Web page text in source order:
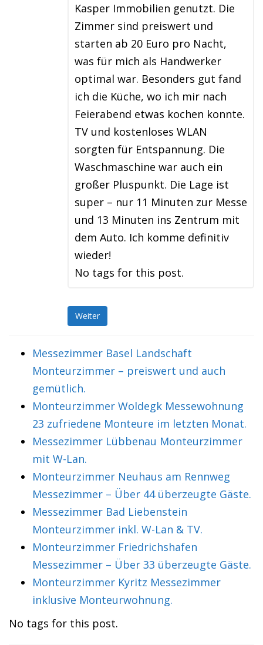
Kasper Immobilien genutzt. Die
Zimmer sind preiswert und
starten ab 20 Euro pro Nacht,
was für mich als Handwerker
optimal war. Besonders gut fand
ich die Küche, wo ich mir nach
Feierabend etwas kochen konnte.
TV und kostenloses WLAN
sorgten für Entspannung. Die
Waschmaschine war auch ein
großer Pluspunkt. Die Lage ist
super – nur 11 Minuten zur Messe
und 13 Minuten ins Zentrum mit
dem Auto. Ich komme definitiv
wieder!
No tags for this post.
Weiter
Messezimmer Basel Landschaft
Monteurzimmer – preiswert und auch
gemütlich.
Monteurzimmer Woldegk Messewohnung
23 zufriedene Monteure im letzten Monat.
Messezimmer Lübbenau Monteurzimmer
mit W-Lan.
Monteurzimmer Neuhaus am Rennweg
Messezimmer – Über 44 überzeugte Gäste.
Messezimmer Bad Liebenstein
Monteurzimmer inkl. W-Lan & TV.
Monteurzimmer Friedrichshafen
Messezimmer – Über 33 überzeugte Gäste.
Monteurzimmer Kyritz Messezimmer
inklusive Monteurwohnung.
No tags for this post.